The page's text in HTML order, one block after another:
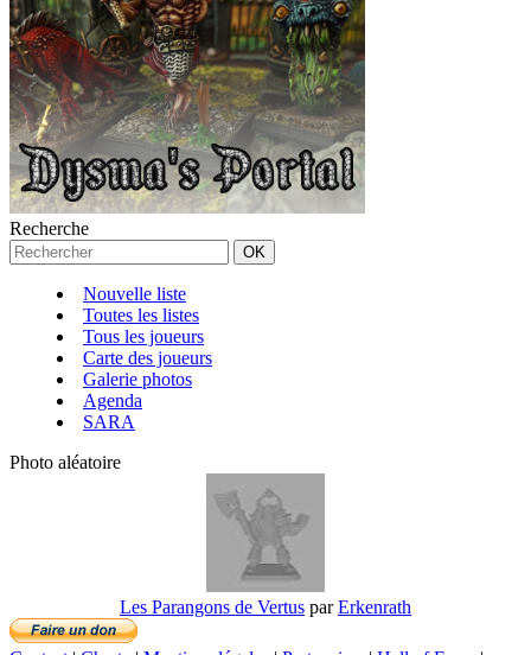
Recherche
Nouvelle liste
Toutes les listes
Tous les joueurs
Carte des joueurs
Galerie photos
Agenda
SARA
Photo aléatoire
Les Parangons de Vertus parErkenrath